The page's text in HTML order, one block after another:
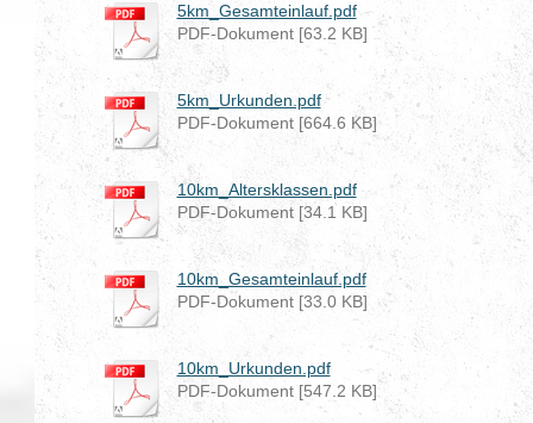
5km_Gesamteinlauf.pdf
PDF-Dokument [63.2 KB]
5km_Urkunden.pdf
PDF-Dokument [664.6 KB]
10km_Altersklassen.pdf
PDF-Dokument [34.1 KB]
10km_Gesamteinlauf.pdf
PDF-Dokument [33.0 KB]
10km_Urkunden.pdf
PDF-Dokument [547.2 KB]